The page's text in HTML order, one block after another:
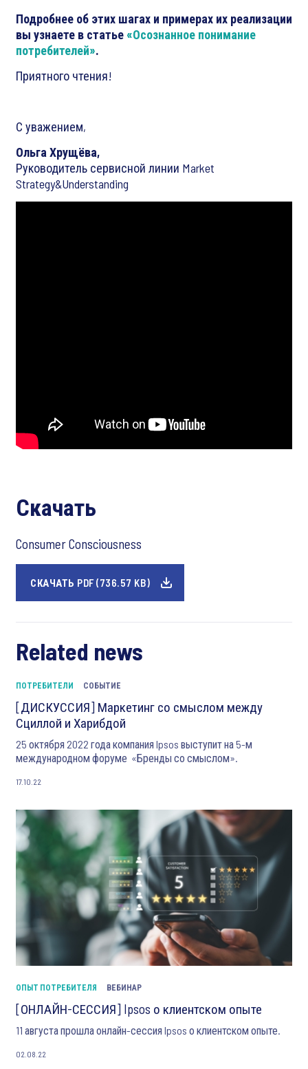
Подробнее об этих шагах и примерах их реализации
вы узнаете в статье «Осознанное понимание
потребителей».
Приятного чтения!
С уважением,
Ольга Хрущёва,
Руководитель сервисной линии Market
Strategy&Understanding
Скачать
Consumer Consciousness
СКАЧАТЬ PDF (736.57 KB)
Related news
ПОТРЕБИТЕЛИ СОБЫТИЕ
[ДИСКУССИЯ] Маркетинг со смыслом между
Сциллой и Харибдой
25 октября 2022 года компания Ipsos выступит на 5-м
международном форуме «Бренды со смыслом».
17.10.22
ОПЫТ ПОТРЕБИТЕЛЯ ВЕБИНАР
[ОНЛАЙН-СЕССИЯ] Ipsos о клиентском опыте
11 августа прошла онлайн-сессия Ipsos о клиентском опыте.
02.08.22